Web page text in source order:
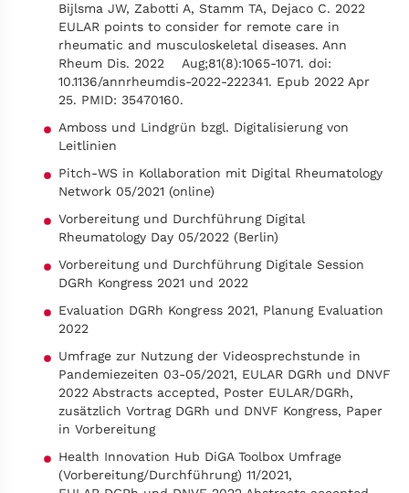
Bijlsma JW, Zabotti A, Stamm TA, Dejaco C. 2022
EULAR points to consider for remote care in
rheumatic and musculoskeletal diseases. Ann
Rheum Dis. 2022 Aug;81(8):1065-1071. doi:
10.1136/annrheumdis-2022-222341. Epub 2022 Apr
25. PMID: 35470160.
Amboss und Lindgrün bzgl. Digitalisierung von
Leitlinien
Pitch-WS in Kollaboration mit Digital Rheumatology
Network 05/2021 (online)
Vorbereitung und Durchführung Digital
Rheumatology Day 05/2022 (Berlin)
Vorbereitung und Durchführung Digitale Session
DGRh Kongress 2021 und 2022
Evaluation DGRh Kongress 2021, Planung Evaluation
2022
Umfrage zur Nutzung der Videosprechstunde in
Pandemiezeiten 03-05/2021, EULAR DGRh und DNVF
2022 Abstracts accepted, Poster EULAR/DGRh,
zusätzlich Vortrag DGRh und DNVF Kongress, Paper
in Vorbereitung
Health Innovation Hub DiGA Toolbox Umfrage
(Vorbereitung/Durchführung) 11/2021,